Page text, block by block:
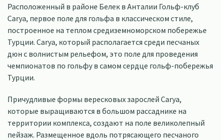
Расположенный в районе Белек в Анталии Гольф-клуб
Carya, первое поле для гольфа в классическом стиле,
построенное на теплом средиземноморском побережье
Турции. Carya, который располагается среди песчаных
дюн с волнистым рельефом, это поле для проведения
чемпионатов по гольфу в самом сердце гольф-побережья
Турции.
Причудливые формы вересковых зарослей Carya,
которые выращиваются в большом рассаднике на
территории комплекса, создают на поле великолепный
пейзаж. Размещенное вдоль потрясающего песчаного